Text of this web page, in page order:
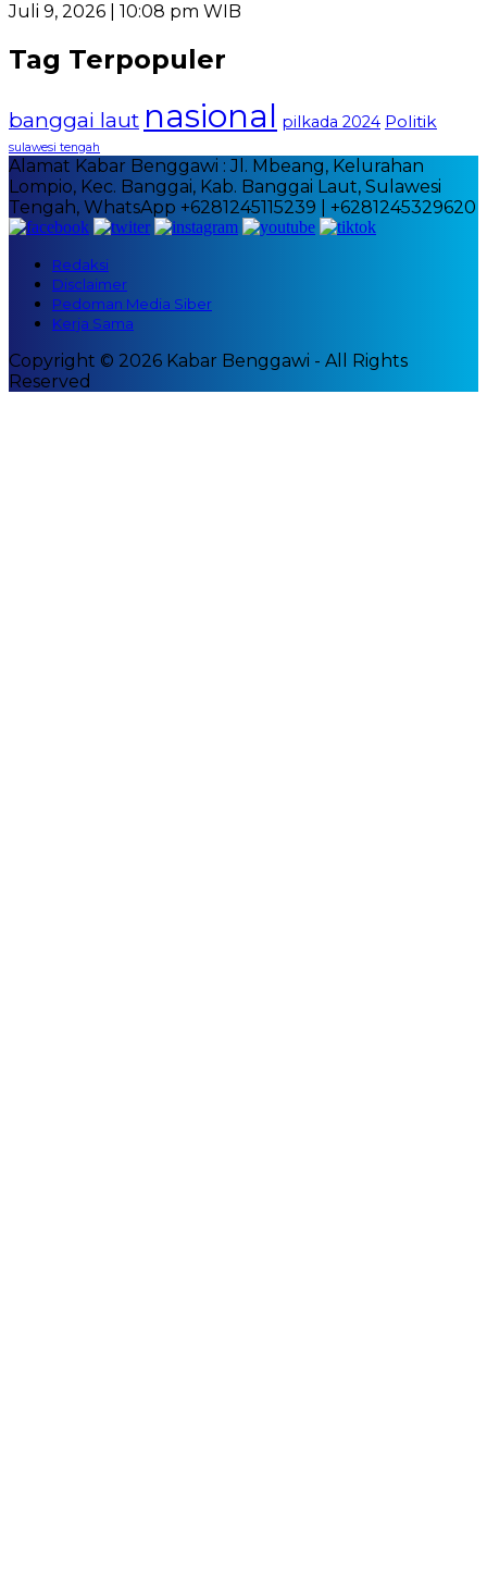
Juli 9, 2026 | 10:08 pm WIB
Tag Terpopuler
banggai laut nasional pilkada 2024 Politik
sulawesi tengah
Alamat Kabar Benggawi : Jl. Mbeang, Kelurahan
Lompio, Kec. Banggai, Kab. Banggai Laut, Sulawesi
Tengah, WhatsApp +6281245115239 | +6281245329620
Redaksi
Disclaimer
Pedoman Media Siber
Kerja Sama
Copyright © 2026 Kabar Benggawi - All Rights
Reserved